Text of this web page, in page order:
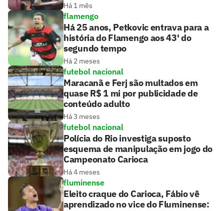
Há 1 mês
flamengo
Há 25 anos, Petkovic entrava para a
história do Flamengo aos 43' do
segundo tempo
Há 2 meses
futebol nacional
Maracanã e Ferj são multados em
quase R$ 1 mi por publicidade de
conteúdo adulto
Há 3 meses
futebol nacional
Polícia do Rio investiga suposto
esquema de manipulação em jogo do
Campeonato Carioca
Há 4 meses
fluminense
Eleito craque do Carioca, Fábio vê
aprendizado no vice do Fluminense: